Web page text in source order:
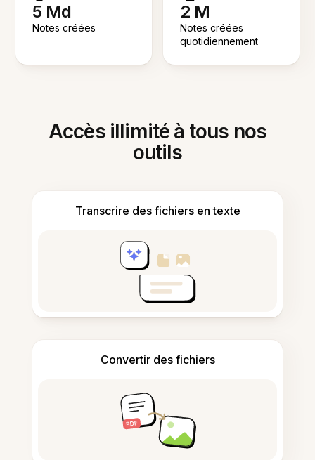
5 Md
Notes créées
2 M
Notes créées
quotidiennement
Accès illimité à tous nos
outils
Transcrire des fichiers en texte
Convertir des fichiers